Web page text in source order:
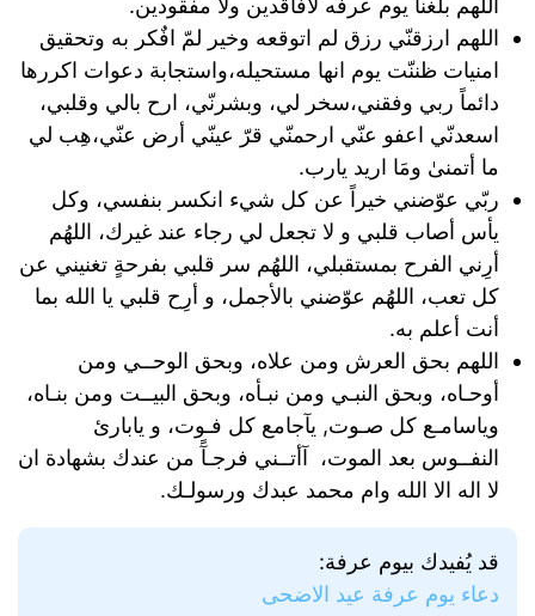
اللهم بلغنا يوم عرفه لافاقدين ولا مفقودين.
اللهم ارزقنّي رزق لم اتوقعه وخير لمّ افٌكر به وتحقيق
امنيات ظننّت يوم انها مستحيله،واستجابة دعوات اكررها
دائماً ربي وفقني،سخر لي، وبشرنّي، ارح بالي وقلبي،
اسعدنّي اعفو عنّي ارحمنّي قرّ عينّي أرض عنّي،هِب لي
ما أتمنىٰ ومَا اريد يارب.
ربّي عوّضني خيراً عن كل شيء انكسر بنفسي، وكل
يأس أصاب قلبي و لا تجعل لي رجاء عند غيرك، اللهُم
أرِني الفرح بمستقبلي، اللهُم سر قلبي بفرحةٍ تغنيني عن
كل تعب، اللهُم عوّضني بالأجمل، و أرِح قلبي يا الله بما
أنت أعلم به.
اللهم بحق العرش ومن علاه، وبحق الوحــي ومن
أوحـاه، وبحق النبـي ومن نبـأه، وبحق البيــت ومن بنـاه،
وياسامـع كل صـوت, يآجامع كل فـوت، و يابارئ
النفــوس بعد الموت، آأتــني فرجـآً من عندك بشهادة ان
لا اله الا الله وام محمد عبدك ورسولـك.
قد يُفيدك بيوم عرفة:
دعاء يوم عرفة عيد الاضحى